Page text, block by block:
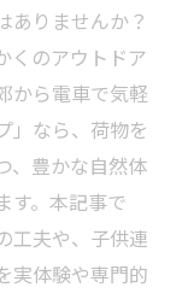
ありませんか？
くのアウトドア
から電車で気軽
」なら、荷物を
、豊かな自然体
す。本記事で
工夫や、子供連
実体験や専門的